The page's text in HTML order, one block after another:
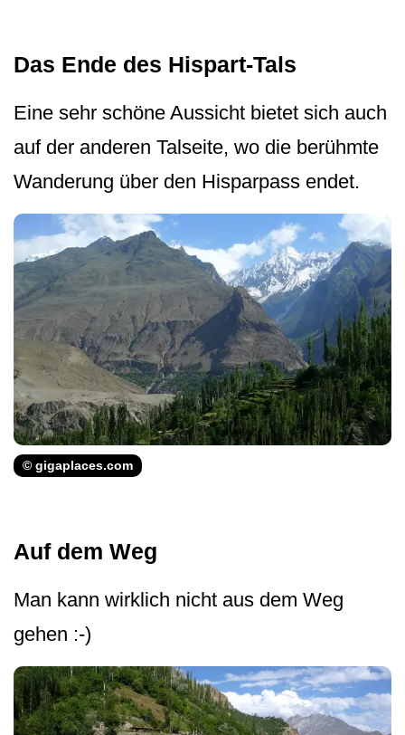
Das Ende des Hispart-Tals
Eine sehr schöne Aussicht bietet sich auch
auf der anderen Talseite, wo die berühmte
Wanderung über den Hisparpass endet.
© gigaplaces.com
Auf dem Weg
Man kann wirklich nicht aus dem Weg
gehen :-)